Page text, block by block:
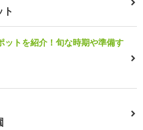
ットを紹介！旬な時期や準備す